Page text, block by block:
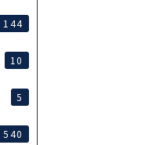
144
10
5
540